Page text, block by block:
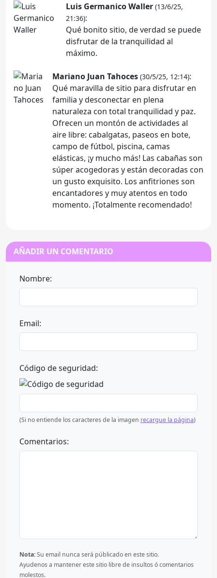
Luis Germanico Waller (13/6/25,
21:36):
Qué bonito sitio, de verdad se puede
disfrutar de la tranquilidad al
máximo.
Mariano Juan Tahoces (30/5/25, 12:14):
Qué maravilla de sitio para disfrutar en
familia y desconectar en plena
naturaleza con total tranquilidad y paz.
Ofrecen un montón de actividades al
aire libre: cabalgatas, paseos en bote,
campo de fútbol, piscina, camas
elásticas, ¡y mucho más! Las cabañas son
súper acogedoras y están decoradas con
un gusto exquisito. Los anfitriones son
encantadores y muy atentos en todo
momento. ¡Totalmente recomendado!
AÑADIR UN COMENTARIO
Nombre:
Email:
Código de seguridad:
(Si no entiende los caracteres de la imagen recargue la página)
Comentarios:
Nota:Su email nunca será públicado en este sitio.
Ayudenos a mantener este sitio libre de insultos ó comentarios
molestos.